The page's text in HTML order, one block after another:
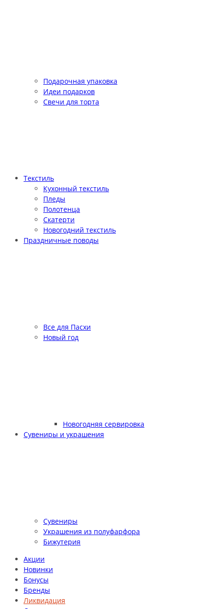
Подарочная упаковка
Идеи подарков
Свечи для торта
Текстиль
Кухонный текстиль
Пледы
Полотенца
Скатерти
Новогодний текстиль
Праздничные поводы
Все для Пасхи
Новый год
Новогодняя сервировка
Сувениры и украшения
Сувениры
Украшения из полуфарфора
Бижутерия
Акции
Новинки
Бонусы
Бренды
Ликвидация